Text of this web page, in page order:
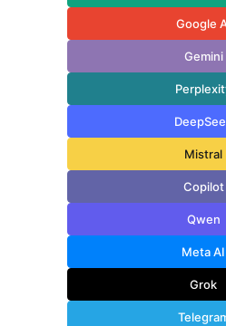
Google
Gemini
Mistral
Copilot
Qwen
Meta AI
Grok